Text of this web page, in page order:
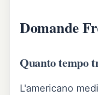
Domande
Quanto tempo
L'americano